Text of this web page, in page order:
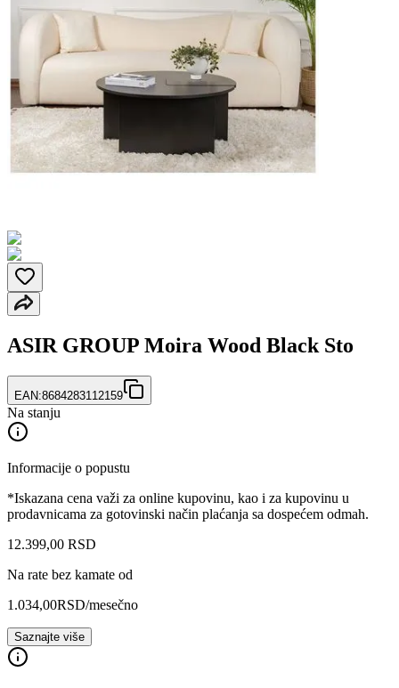
ASIR GROUP Moira Wood Black Sto
EAN:8684283112159
Na stanju
Informacije o popustu
*Iskazana cena važi za online kupovinu, kao i za kupovinu u
prodavnicama za gotovinski način plaćanja sa dospećem odmah.
12.399,00 RSD
Na rate bez kamate od
1.034,00RSD/mesečno
Saznajte više